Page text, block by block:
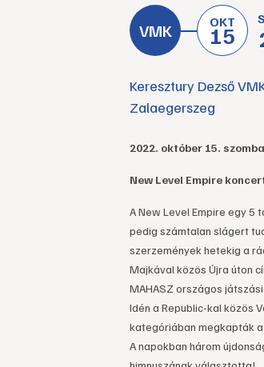
OKT
15
Keresztury Dezső
Zalaegerszeg
2022. október 15.
New Level Empire
A New Level Empire egy 5
pedig számtalan slágert
szerzemények hetekig a
Majkával közös Újra úton
MAHASZ országos
Idén a Republic-kal közös
kategóriában megkapták
A napokban három